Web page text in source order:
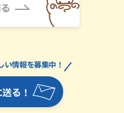
送る！
情報を募集中！